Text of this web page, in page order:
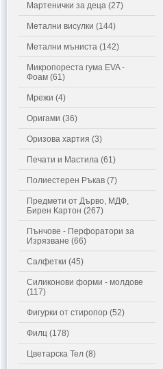
Мартенички за деца (27)
Метални висулки (144)
Метални мъниста (142)
Микропореста гума EVA -
Фоам (61)
Мрежи (4)
Оригами (36)
Оризова хартия (3)
Печати и Мастила (61)
Полиестерен Ръкав (7)
Предмети от Дърво, МДФ,
Бирен Картон (267)
Пънчове - Перфоратори за
Изрязване (66)
Салфетки (45)
Силиконови форми - молдове
(117)
Фигурки от стиропор (52)
Филц (178)
Цветарска Тел (8)